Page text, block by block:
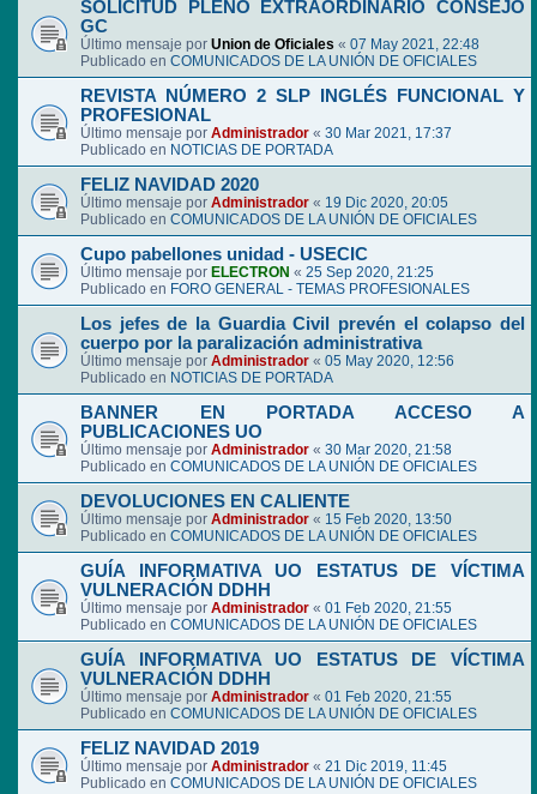
SOLICITUD PLENO EXTRAORDINARIO CONSEJO
GC
Último mensaje por Union de Oficiales « 07 May 2021, 22:48
Publicado en COMUNICADOS DE LA UNIÓN DE OFICIALES
REVISTA NÚMERO 2 SLP INGLÉS FUNCIONAL Y
PROFESIONAL
Último mensaje por Administrador « 30 Mar 2021, 17:37
Publicado en NOTICIAS DE PORTADA
FELIZ NAVIDAD 2020
Último mensaje por Administrador « 19 Dic 2020, 20:05
Publicado en COMUNICADOS DE LA UNIÓN DE OFICIALES
Cupo pabellones unidad - USECIC
Último mensaje por ELECTRON « 25 Sep 2020, 21:25
Publicado en FORO GENERAL - TEMAS PROFESIONALES
Los jefes de la Guardia Civil prevén el colapso del
cuerpo por la paralización administrativa
Último mensaje por Administrador « 05 May 2020, 12:56
Publicado en NOTICIAS DE PORTADA
BANNER EN PORTADA ACCESO A
PUBLICACIONES UO
Último mensaje por Administrador « 30 Mar 2020, 21:58
Publicado en COMUNICADOS DE LA UNIÓN DE OFICIALES
DEVOLUCIONES EN CALIENTE
Último mensaje por Administrador « 15 Feb 2020, 13:50
Publicado en COMUNICADOS DE LA UNIÓN DE OFICIALES
GUÍA INFORMATIVA UO ESTATUS DE VÍCTIMA
VULNERACIÓN DDHH
Último mensaje por Administrador « 01 Feb 2020, 21:55
Publicado en COMUNICADOS DE LA UNIÓN DE OFICIALES
GUÍA INFORMATIVA UO ESTATUS DE VÍCTIMA
VULNERACIÓN DDHH
Último mensaje por Administrador « 01 Feb 2020, 21:55
Publicado en COMUNICADOS DE LA UNIÓN DE OFICIALES
FELIZ NAVIDAD 2019
Último mensaje por Administrador « 21 Dic 2019, 11:45
Publicado en COMUNICADOS DE LA UNIÓN DE OFICIALES